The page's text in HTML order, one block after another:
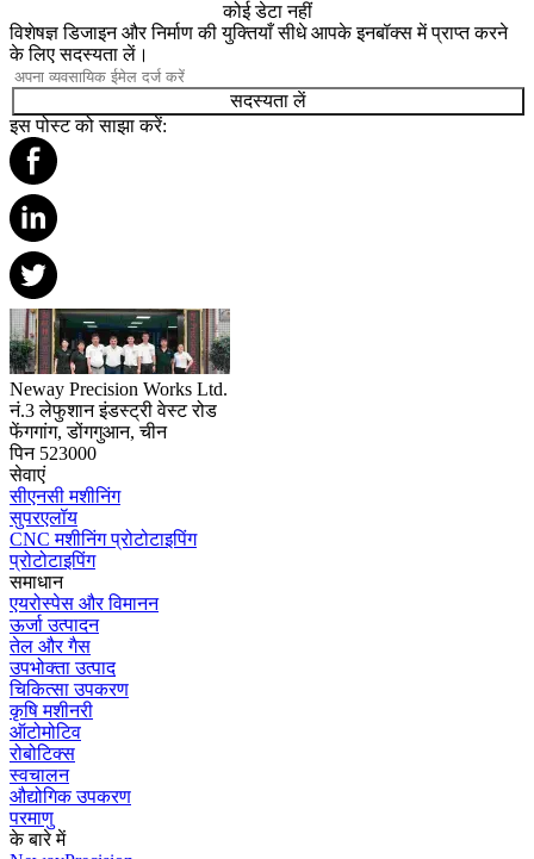
कोई डेटा नहीं
विशेषज्ञ डिजाइन और निर्माण की युक्तियाँ सीधे आपके इनबॉक्स में प्राप्त करने
के लिए सदस्यता लें।
सदस्यता लें
इस पोस्ट को साझा करें:
Neway Precision Works Ltd.
नं.3 लेफुशान इंडस्ट्री वेस्ट रोड
फेंगगांग, डोंगगुआन, चीन
पिन 523000
सेवाएं
सीएनसी मशीनिंग
सुपरएलॉय
CNC मशीनिंग प्रोटोटाइपिंग
प्रोटोटाइपिंग
समाधान
एयरोस्पेस और विमानन
ऊर्जा उत्पादन
तेल और गैस
उपभोक्ता उत्पाद
चिकित्सा उपकरण
कृषि मशीनरी
ऑटोमोटिव
रोबोटिक्स
स्वचालन
औद्योगिक उपकरण
परमाणु
के बारे में